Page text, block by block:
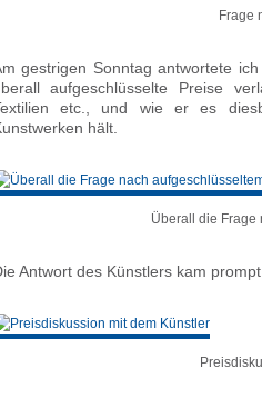
Frage
gestrigen Sonntag antwortete
aufgeschlüsselte Preise
etc., und wie er es
hält.
Überall die Frage
Antwort des Künstlers kam